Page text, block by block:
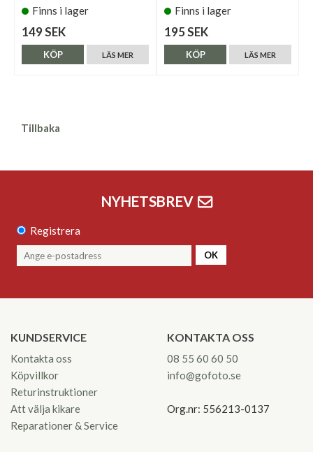
Finns i lager
149 SEK
LÄS MER
KÖP
Finns i lager
195 SEK
LÄS MER
KÖP
Tillbaka
NYHETSBREV
Registrera
OK
KUNDSERVICE
Kontakta oss
Köpvillkor
Returinstruktioner
Att välja kikare
Reparationer & Service
KONTAKTA OSS
08 55 60 60 50
info@gofoto.se
Org.nr: 556213-0137